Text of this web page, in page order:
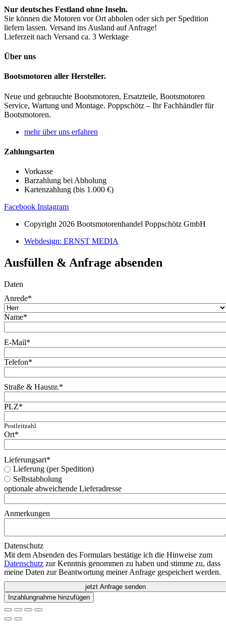
Nur deutsches Festland ohne Inseln.
Sie können die Motoren vor Ort abholen oder sich per Spedition
liefern lassen. Versand ins Ausland auf Anfrage!
Lieferzeit nach Versand ca. 3 Werktage
Über uns
Bootsmotoren aller Hersteller.
Neue und gebrauchte Bootsmotoren, Ersatzteile, Bootsmotoren
Service, Wartung und Montage. Poppschötz – Ihr Fachhändler für
Bootsmotoren.
mehr über uns erfahren
Zahlungsarten
Vorkasse
Barzahlung bei Abholung
Kartenzahlung (bis 1.000 €)
Facebook Instagram
Copyright 2026 Bootsmotorenhandel Poppschötz GmbH
Webdesign: ERNST MEDIA
Ausfüllen & Anfrage absenden
Daten
Anrede*
Name*
E-Mail*
Telefon*
Straße & Hausnr.*
PLZ*
Postleitzahl
Ort*
Lieferungsart*
Lieferung (per Spedition)
Selbstabholung
optionale abweichende Lieferadresse
Anmerkungen
Datenschutz
Mit dem Absenden des Formulars bestätige ich die Hinweise zum
Datenschutz zur Kenntnis genommen zu haben und stimme zu, dass
meine Daten zur Beantwortung meiner Anfrage gespeichert werden.
jetzt Anfrage senden
Inzahlungnahme hinzufügen